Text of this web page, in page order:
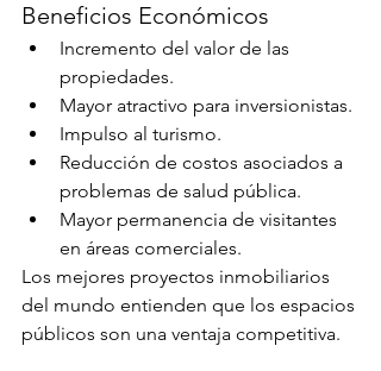
Beneficios Económicos
Incremento del valor de las
propiedades.
Mayor atractivo para inversionistas.
Impulso al turismo.
Reducción de costos asociados a
problemas de salud pública.
Mayor permanencia de visitantes
en áreas comerciales.
Los mejores proyectos inmobiliarios
del mundo entienden que los espacios
públicos son una ventaja competitiva.